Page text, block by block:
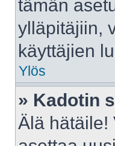
tämän
ylläpitäjiin,
käyttäjien
Ylös
» Kadotin
Älä hätäile!